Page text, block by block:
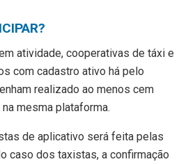
atividade, cooperativas de táxi e
com cadastro ativo há pelo
realizado ao menos cem
mesma plataforma.
de aplicativo será feita pelas
caso dos taxistas, a confirmação